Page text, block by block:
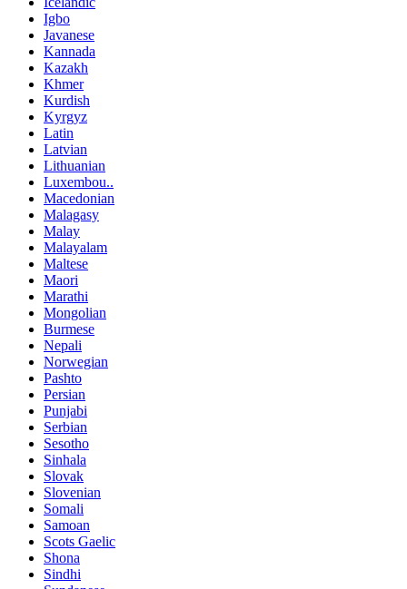
Igbo
Javanese
Kannada
Kazakh
Khmer
Kurdish
Kyrgyz
Latin
Latvian
Lithuanian
Luxembou..
Macedonian
Malagasy
Malay
Malayalam
Maltese
Maori
Marathi
Mongolian
Burmese
Nepali
Norwegian
Pashto
Persian
Punjabi
Serbian
Sesotho
Sinhala
Slovak
Slovenian
Somali
Samoan
Scots Gaelic
Shona
Sindhi